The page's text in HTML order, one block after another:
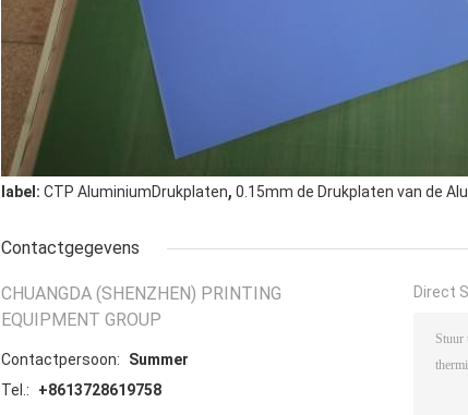
label: CTP AluminiumDrukplaten, 0.15mm de Drukplaten van de
Contactgegevens
CHUANGDA (SHENZHEN) PRINTING
EQUIPMENT GROUP
Contactpersoon:
Summer
Tel.:
+8613728619758
Direct